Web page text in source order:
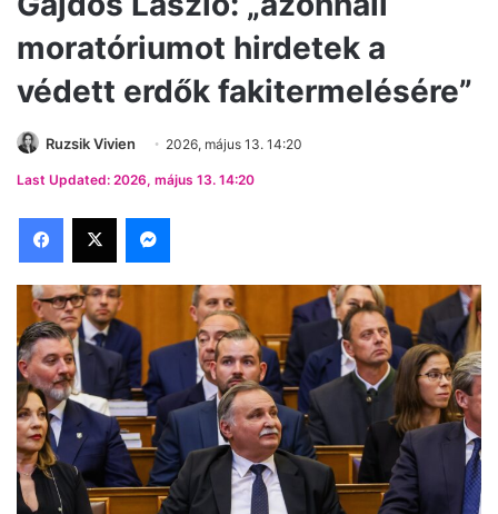
moratóriumot hirdetek a
védett erdők fakitermelésére”
Ruzsik Vivien 2026, május 13. 14:20
Last Updated: 2026, május 13. 14:20
Facebook
X Messenger